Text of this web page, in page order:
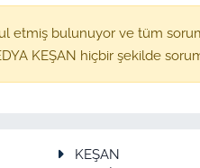
etmiş bulunuyor ve tüm
KEŞAN hiçbir şekilde
KEŞAN